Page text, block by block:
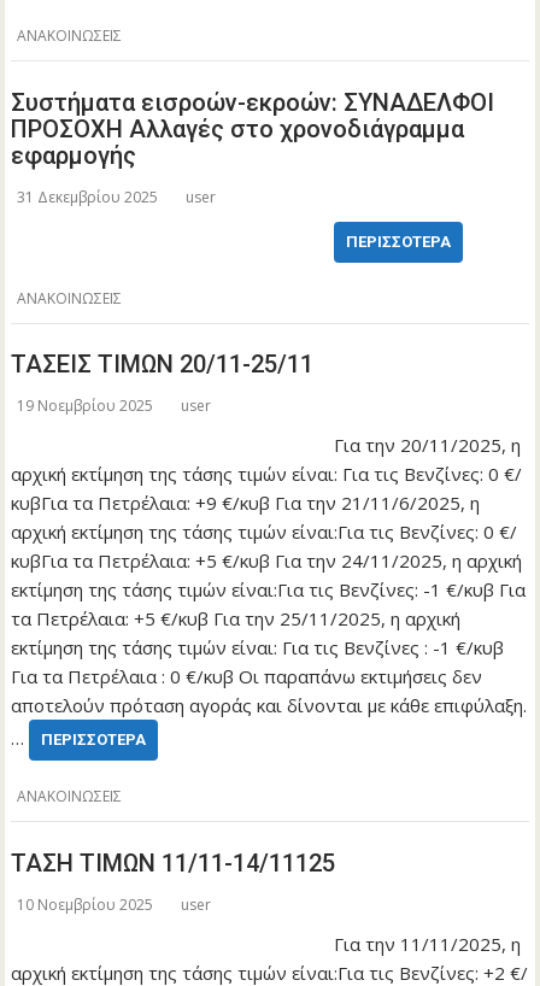
ΑΝΑΚΟΙΝΩΣΕΙΣ
Συστήματα εισροών-εκροών: ΣΥΝΑΔΕΛΦΟΙ
ΠΡΟΣΟΧΗ Αλλαγές στο χρονοδιάγραμμα
εφαρμογής
31 Δεκεμβρίου 2025 user
ΠΕΡΙΣΣΌΤΕΡΑ
ΑΝΑΚΟΙΝΩΣΕΙΣ
ΤΑΣΕΙΣ ΤΙΜΩΝ 20/11-25/11
19 Νοεμβρίου 2025 user
Για την 20/11/2025, η
αρχική εκτίμηση της τάσης τιμών είναι: Για τις Βενζίνες: 0 €/
κυβΓια τα Πετρέλαια: +9 €/κυβ Για την 21/11/6/2025, η
αρχική εκτίμηση της τάσης τιμών είναι:Για τις Βενζίνες: 0 €/
κυβΓια τα Πετρέλαια: +5 €/κυβ Για την 24/11/2025, η αρχική
εκτίμηση της τάσης τιμών είναι:Για τις Βενζίνες: -1 €/κυβ Για
τα Πετρέλαια: +5 €/κυβ Για την 25/11/2025, η αρχική
εκτίμηση της τάσης τιμών είναι: Για τις Βενζίνες : -1 €/κυβ
Για τα Πετρέλαια : 0 €/κυβ Οι παραπάνω εκτιμήσεις δεν
αποτελούν πρόταση αγοράς και δίνονται με κάθε επιφύλαξη.
…
ΠΕΡΙΣΣΌΤΕΡΑ
ΑΝΑΚΟΙΝΩΣΕΙΣ
ΤΑΣΗ ΤΙΜΩΝ 11/11-14/11125
10 Νοεμβρίου 2025 user
Για την 11/11/2025, η
αρχική εκτίμηση της τάσης τιμών είναι:Για τις Βενζίνες: +2 €/